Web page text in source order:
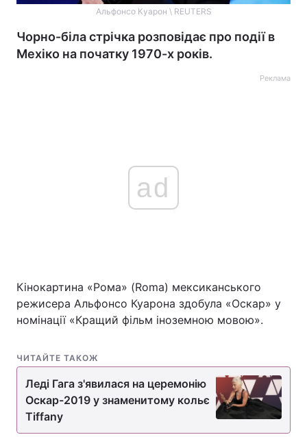
Україна Політика
Економіка Світ
Альфонсо Куарон \ REUTERS
Чорно-біла стрічка розповідає про події в
Мехіко на початку 1970-х років.
Реклама
ad
Кінокартина «Рома» (Roma) мексиканського
режисера Альфонсо Куарона здобула «Оскар» у
номінації «Кращий фільм іноземною мовою».
ЧИТАЙТЕ ТАКОЖ
Леді Гага з'явилася на церемонію
Оскар-2019 у знаменитому кольє
Tiffany